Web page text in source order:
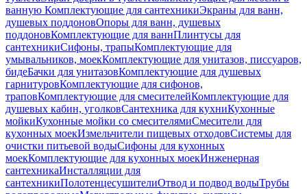
ванную Комплектующие для сантехникиЭкраны для ванн,
душевых поддоновОпоры для ванн, душевых
поддоновКомплектующие для ваннПлинтусы для
сантехникиСифоны, трапыКомплектующие для
умывальников, моекКомплектующие для унитазов, писсуаров,
бидеБачки для унитазовКомплектующие для душевых
гарнитуровКомплектующие для сифонов,
траповКомплектующие для смесителейКомплектующие для
душевых кабин, уголковСантехника для кухниКухонные
мойкиКухонные мойки со смесителямиСмесители для
кухонных моекИзмельчители пищевых отходовСистемы для
очистки питьевой водыСифоны для кухонных
моекКомплектующие для кухонных моекИнженерная
сантехникаИнсталляции для
сантехникиПолотенцесушителиОтвод и подвод водыТрубы